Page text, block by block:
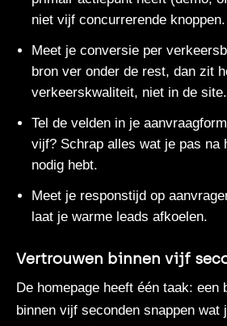
niet vijf concurrerende knoppen.
Meet je conversie per
bron ver onder de rest, dan zit
verkeerskwaliteit, niet in de site.
Tel de velden in je
vijf? Schrap alles wat je pas na
nodig hebt.
Meet je responstijd op
laat je warme leads afkoelen.
Vertrouwen binnen vijf
De homepage heeft één taak: een
binnen vijf seconden snappen wat